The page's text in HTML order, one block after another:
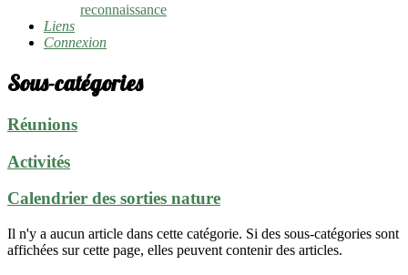
reconnaissance
Liens
Connexion
Sous-catégories
Réunions
Activités
Calendrier des sorties nature
Il n'y a aucun article dans cette catégorie. Si des sous-catégories sont
affichées sur cette page, elles peuvent contenir des articles.